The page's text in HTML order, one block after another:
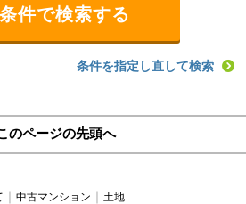
条件を指定し直して検索
のページの先頭へ
中古マンション 土地